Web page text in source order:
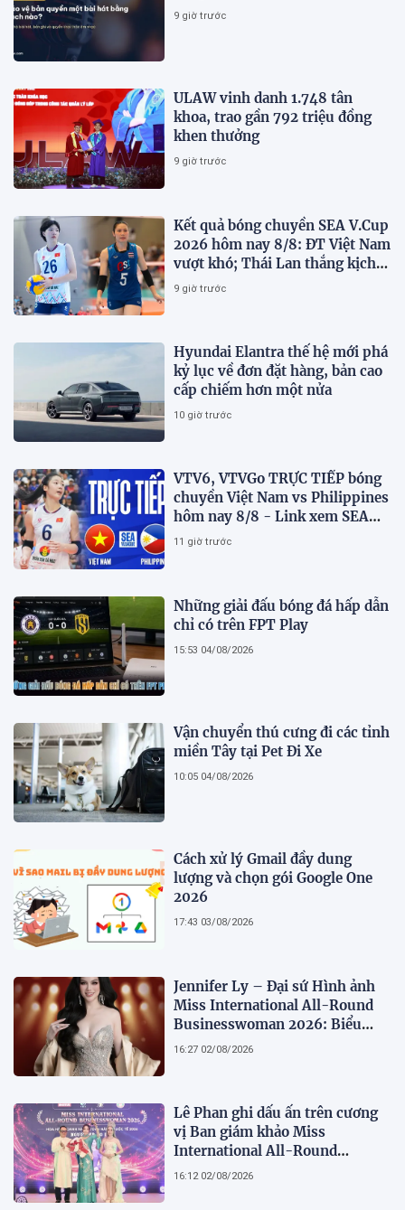
9 giờ trước
ULAW vinh danh 1.748 tân
khoa, trao gần 792 triệu đồng
khen thưởng
9 giờ trước
Kết quả bóng chuyền SEA V.Cup
2026 hôm nay 8/8: ĐT Việt Nam
vượt khó; Thái Lan thắng kịch
tính
9 giờ trước
Hyundai Elantra thế hệ mới phá
kỷ lục về đơn đặt hàng, bản cao
cấp chiếm hơn một nửa
10 giờ trước
VTV6, VTVGo TRỰC TIẾP bóng
chuyền Việt Nam vs Philippines
hôm nay 8/8 - Link xem SEA
V.Cup 2026 mới nhất
11 giờ trước
Những giải đấu bóng đá hấp dẫn
chỉ có trên FPT Play
15:53 04/08/2026
Vận chuyển thú cưng đi các tỉnh
miền Tây tại Pet Đi Xe
10:05 04/08/2026
Cách xử lý Gmail đầy dung
lượng và chọn gói Google One
2026
17:43 03/08/2026
Jennifer Ly – Đại sứ Hình ảnh
Miss International All-Round
Businesswoman 2026: Biểu
tượng của nhan sắc, trí tuệ và
16:27 02/08/2026
Lê Phan ghi dấu ấn trên cương
vị Ban giám khảo Miss
International All-Round
Businesswoman 2026: Thanh
16:12 02/08/2026